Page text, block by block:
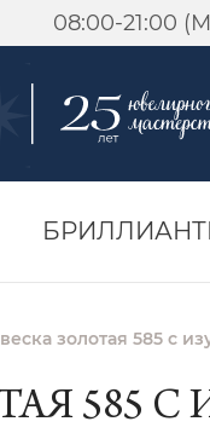
08:00-21:00
золотая 585 с
585 С